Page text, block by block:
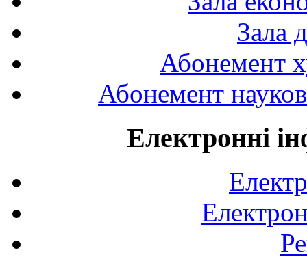
Зала
Абонемент
Абонемент
Електронні